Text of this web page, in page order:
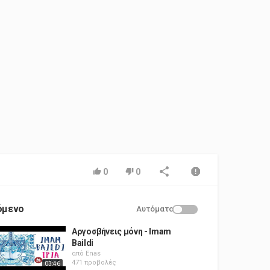
0 0
Αυτόματο
03:46
Αργοσβήνεις μόνη - Imam
Baildi
από Enas
471 προβολές